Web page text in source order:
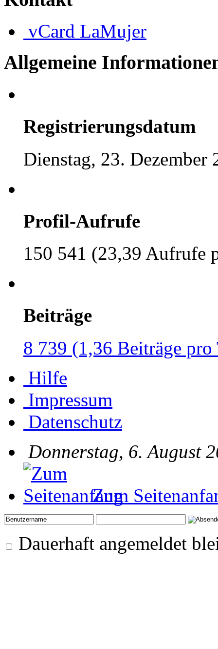
vCard LaMujer
Allgemeine
Registrierungsdatum
Dienstag, 23. Dezember
Profil-Aufrufe
150 541 (23,39 Aufrufe
Beiträge
8 739 (1,36 Beiträge pro
Hilfe
Impressum
Datenschutz
Donnerstag, 6. August
Zum
Dauerhaft angemeldet